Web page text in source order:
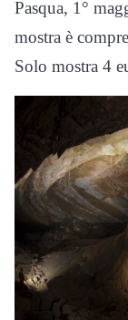
Pasqua, 1°
mostra è
Solo mostra 4